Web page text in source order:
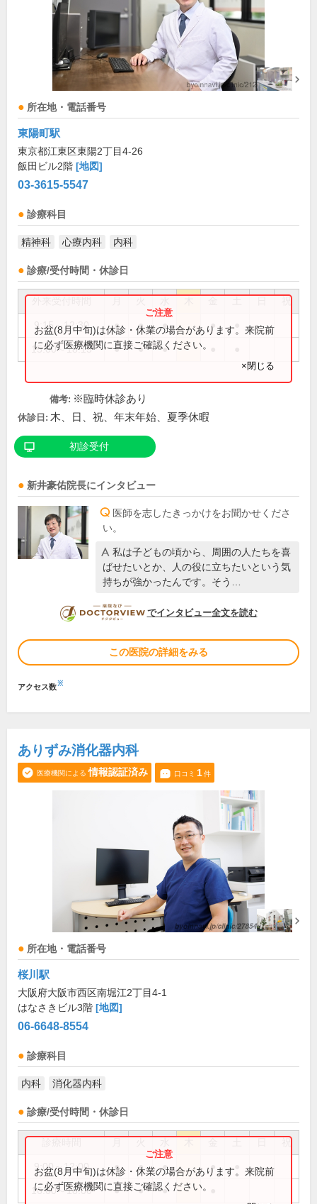
所在地・電話番号
東陽町駅
東京都江東区東陽2丁目4-26
飯田ビル2階 [地図]
03-3615-5547
診療科目
精神科 心療内科 内科
診療/受付時間・休診日
祝
9:15～12:30 ● ● ● ●
15:00～18:15 ● ● ●
お盆(8月中旬)は休診・休業の場合があります。来院前
に必ず医療機関に直接ご確認ください。
×閉じる
備考: ※臨時休診あり
休診日: 木、日、祝、年末年始、夏季休暇
初診受付
新井豪佑院長にインタビュー
医師を志したきっかけをお聞かせくださ
い。
私は子どもの頃から、周囲の人たちを喜
ばせたいとか、人の役に立ちたいという気
持ちが強かったんです。そう…
DOCTORVIEW
でインタビュー全文を読む
この医院の詳細をみる
アクセス数※
ありずみ消化器内科
医療機関による 情報認証済み 口コミ 1件
所在地・電話番号
桜川駅
大阪府大阪市西区南堀江2丁目4-1
はなさきビル3階 [地図]
06-6648-8554
診療科目
内科 消化器内科
診療/受付時間・休診日
祝
9:00～12:00 ● ● ● ●
16:00～18:00 ● ● ●
お盆(8月中旬)は休診・休業の場合があります。来院前
に必ず医療機関に直接ご確認ください。